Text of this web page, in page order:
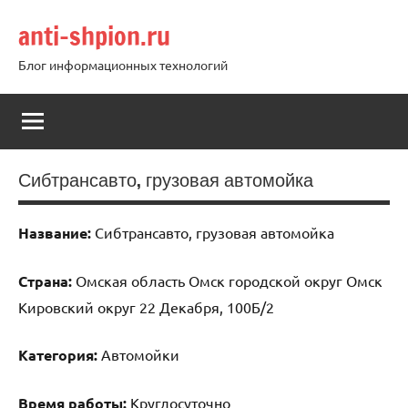
содержимому
anti-shpion.ru
Блог информационных технологий
Сибтрансавто, грузовая автомойка
Название: Сибтрансавто, грузовая автомойка
Страна: Омская область Омск городской округ Омск
Кировский округ 22 Декабря, 100Б/2
Категория: Автомойки
Время работы: Круглосуточно